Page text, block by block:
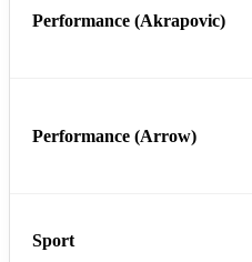
Performance (Akrapovic)
Performance (Arrow)
Sport